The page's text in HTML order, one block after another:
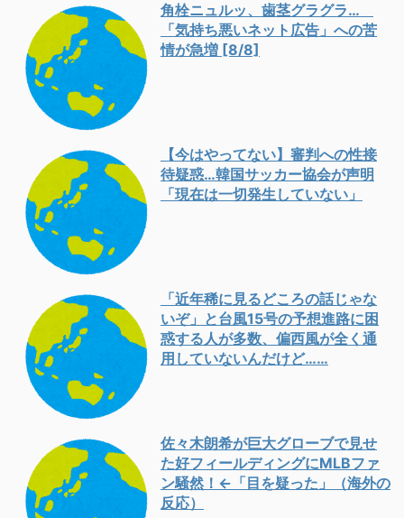
角栓ニュルッ、歯茎グラグラ…
「気持ち悪いネット広告」への苦
情が急増 [8/8]
【今はやってない】審判への性接
待疑惑…韓国サッカー協会が声明
「現在は一切発生していない」
「近年稀に見るどころの話じゃな
いぞ」と台風15号の予想進路に困
惑する人が多数、偏西風が全く通
用していないんだけど……
佐々木朗希が巨大グローブで見せ
た好フィールディングにMLBファ
ン騒然！←「目を疑った」（海外の
反応）